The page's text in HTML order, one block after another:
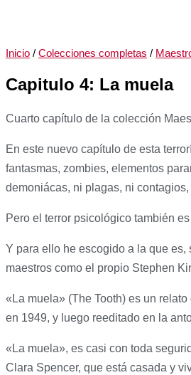
Inicio / Colecciones completas /
Capitulo 4: La muela
Cuarto capítulo de la colección
En este nuevo capítulo de esta
fantasmas, zombies, elementos
demoniácas, ni plagas, ni
Pero el terror psicológico también
Y para ello he escogido a la que
maestros como el propio Stephen
«La muela» (The Tooth) es un
en 1949, y luego reeditado en la
«La muela», es casi con toda
Clara Spencer, que está casada y